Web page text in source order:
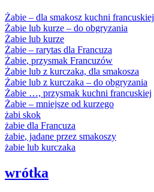
Żabie – dla smakosz kuchni francuskiej
Żabie lub kurze – do obgryzania
Żabie lub kurze
Żabie – rarytas dla Francuza
Żabie, przysmak Francuzów
Żabie lub z kurczaka, dla smakosza
Żabie lub z kurczaka – do obgryzania
Żabie …, przysmak kuchni francuskiej
Żabie – mniejsze od kurzego
żabi skok
żabie dla Francuza
żabie, jadane przez smakoszy
żabie lub kurczaka
wrótka